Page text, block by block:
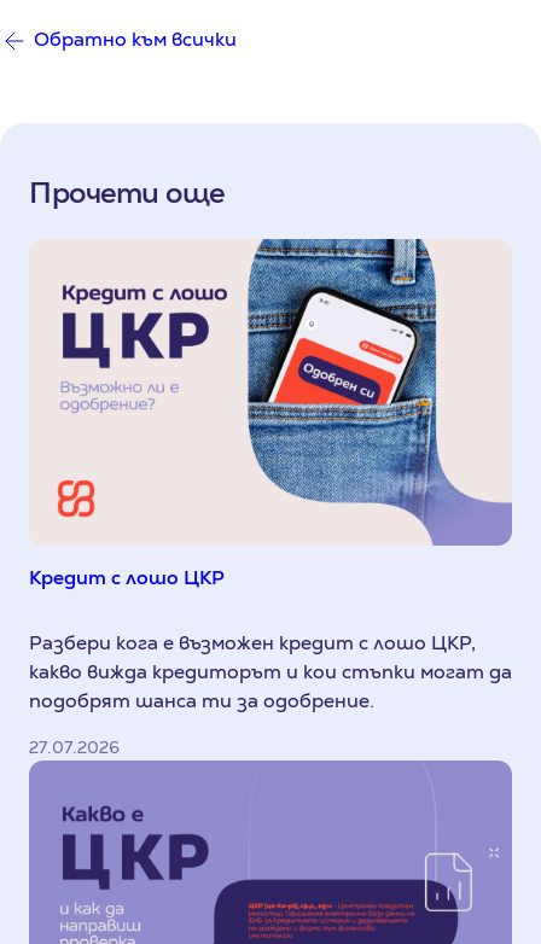
Обратно към всички
Прочети още
Кредит с лошо ЦКР
Разбери кога е възможен кредит с лошо ЦКР,
какво вижда кредиторът и кои стъпки могат да
подобрят шанса ти за одобрение.
27.07.2026